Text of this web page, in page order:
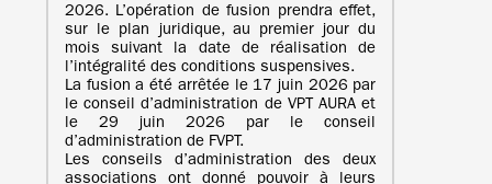
2026. L’opération de fusion prendra effet,
sur le plan juridique, au premier jour du
mois suivant la date de réalisation de
l’intégralité des conditions suspensives.
La fusion a été arrêtée le 17 juin 2026 par
le conseil d’administration de VPT AURA et
le 29 juin 2026 par le conseil
d’administration de FVPT.
Les conseils d’administration des deux
associations ont donné pouvoir à leurs